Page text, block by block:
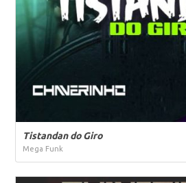
Tistandan do Giro
Mega Funk